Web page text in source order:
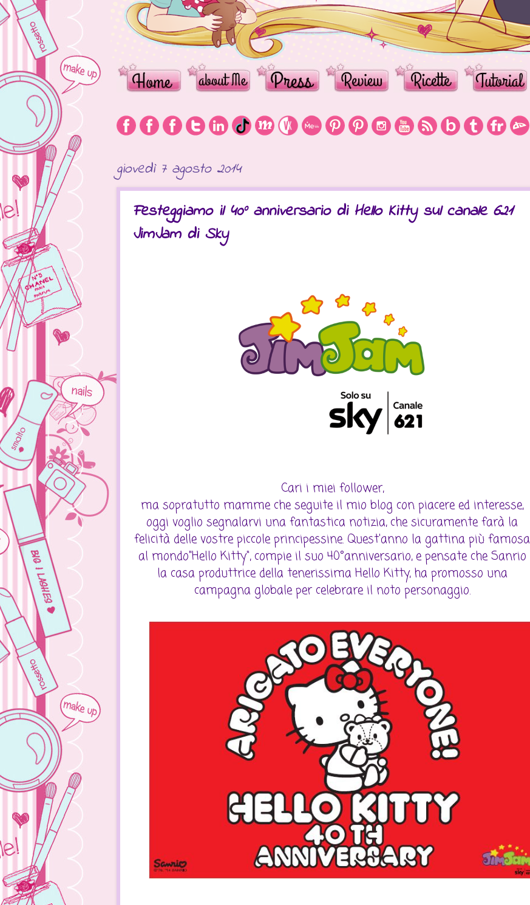
giovedì 7 agosto 2014
Festeggiamo il 40° anniversario di Hello Kitty sul canale 621
JimJam di Sky
Cari i miei follower,
ma sopratutto mamme che seguite il mio blog con piacere ed interesse,
oggi voglio segnalarvi una fantastica notizia, che sicuramente farà la
felicità delle vostre piccole principessine. Quest'anno la gattina più famosa
al mondo"Hello Kitty", compie il suo 40°anniversario, e pensate che Sanrio
la casa produttrice della tenerissima Hello Kitty, ha promosso una
campagna globale per celebrare il noto personaggio.